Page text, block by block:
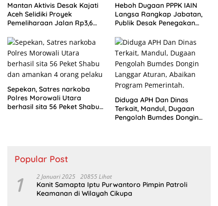
Mantan Aktivis Desak Kajati
Aceh Selidiki Proyek
Pemeliharaan Jalan Rp3,6
Heboh Dugaan PPPK IAIN
Langsa Rangkap Jabatan,
Publik Desak Penegakan
Sepekan, Satres narkoba
Polres Morowali Utara
berhasil sita 56 Peket Shabu
Diduga APH Dan Dinas
Terkait, Mandul, Dugaan
Pengolah Bumdes Dongin
Popular Post
1 2 Januari 2025 20855 Lihat
Kanit Samapta Iptu Purwantoro Pimpin Patroli
Keamanan di Wilayah Cikupa